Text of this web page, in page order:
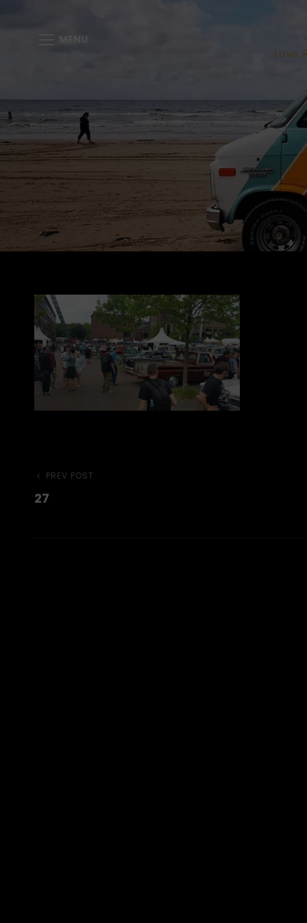
MENU
Love,
Beitragsnavigation
Previous
Post
PREV POST
27